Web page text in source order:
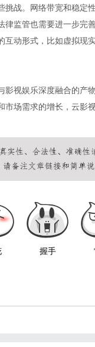
挑战。网络带宽和稳定
律监管也需要进一步完
互动形式，比如虚拟现
影视娱乐深度融合的产
市场需求的增长，云影
握手